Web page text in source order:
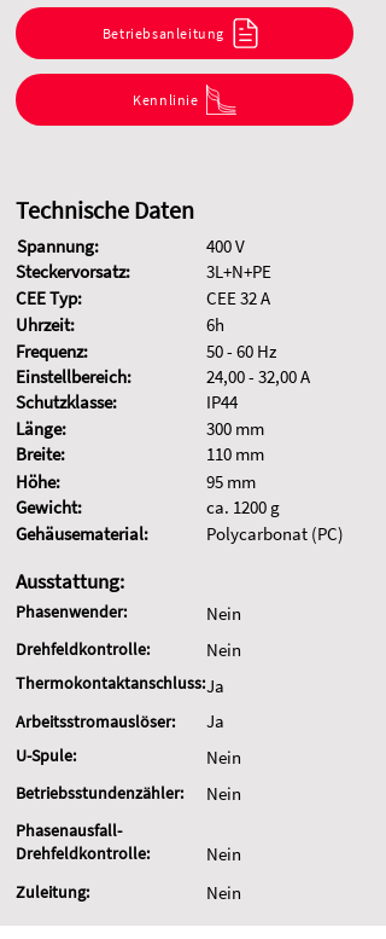
Betriebsanleitung
Kennlinie
Technische Daten
Spannung:
Steckervorsatz:
CEE Typ:
Uhrzeit:
Frequenz:
Einstellbereich:
Schutzklasse:
Länge:
Breite:
Höhe:
Gewicht:
Gehäusematerial:
400 V
3L+N+PE
CEE 32 A
6h
50 - 60 Hz
24,00 - 32,00 A
IP44
300 mm
110 mm
95 mm
ca. 1200 g
Polycarbonat (PC)
Ausstattung:
Phasenwender: Nein
Drehfeldkontrolle: Nein
Thermokontaktanschluss:Ja
Arbeitsstromauslöser:
U-Spule:
Ja
Nein
Betriebsstundenzähler: Nein
Phasenausfall-
Drehfeldkontrolle:
Nein
Zuleitung: Nein